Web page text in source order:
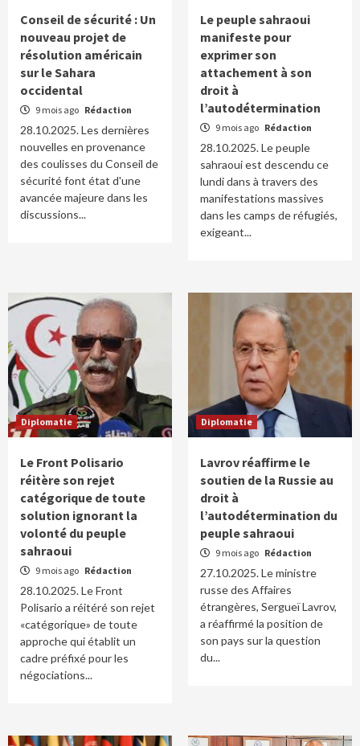
Conseil de sécurité : Un
nouveau projet de
résolution américain
sur le Sahara
occidental
9 mois ago Rédaction
28.10.2025. Les dernières
nouvelles en provenance
des coulisses du Conseil de
sécurité font état d'une
avancée majeure dans les
discussions...
Le peuple sahraoui
manifeste pour
exprimer son
attachement à son
droit à
l’autodétermination
9 mois ago Rédaction
28.10.2025. Le peuple
sahraoui est descendu ce
lundi dans à travers des
manifestations massives
dans les camps de réfugiés,
exigeant...
Diplomatie
Le Front Polisario
réitère son rejet
catégorique de toute
solution ignorant la
volonté du peuple
sahraoui
9 mois ago Rédaction
28.10.2025. Le Front
Polisario a réitéré son rejet
«catégorique» de toute
approche qui établit un
cadre préfixé pour les
négociations...
Diplomatie
Lavrov réaffirme le
soutien de la Russie au
droit à
l’autodétermination du
peuple sahraoui
9 mois ago Rédaction
27.10.2025. Le ministre
russe des Affaires
étrangères, Sergueï Lavrov,
a réaffirmé la position de
son pays sur la question
du...